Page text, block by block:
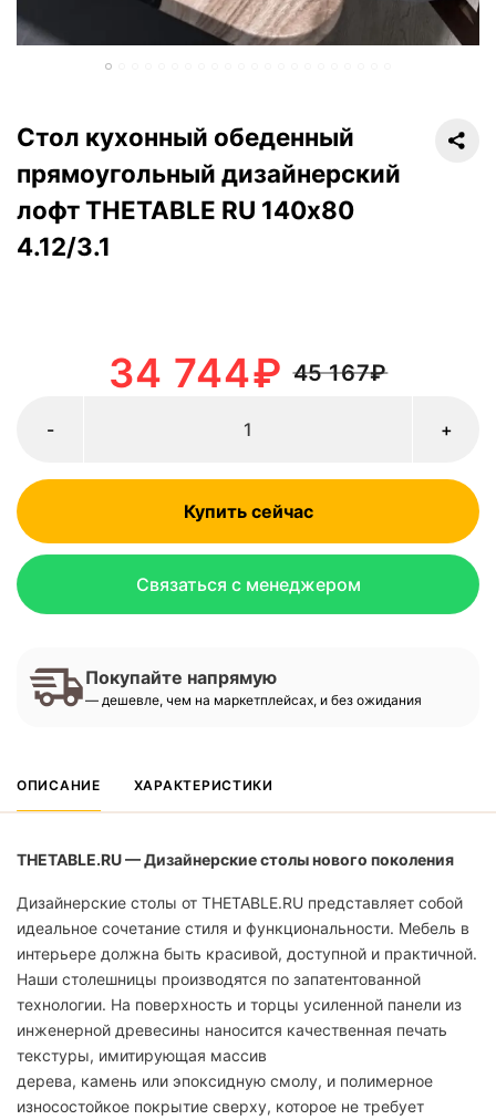
Стол кухонный обеденный
прямоугольный дизайнерский
лофт THETABLE RU 140х80
4.12/3.1
45 167₽
34 744₽
+
-
Купить сейчас
Связаться с менеджером
Покупайте напрямую
— дешевле, чем на маркетплейсах, и без ожидания
ОПИСАНИЕ ХАРАКТЕРИСТИКИ
THETABLE.RU — Дизайнерские столы нового поколения
Дизайнерские столы от THETABLE.RU представляет собой
идеальное сочетание стиля и функциональности. Мебель в
интерьере должна быть красивой, доступной и практичной.
Наши столешницы производятся по запатентованной
технологии. На поверхность и торцы усиленной панели из
инженерной древесины наносится качественная печать
текстуры, имитирующая массив
дерева, камень или эпоксидную смолу, и полимерное
износостойкое покрытие сверху, которое не требует